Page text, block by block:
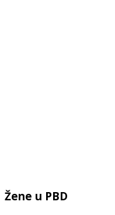
Žene u PBD